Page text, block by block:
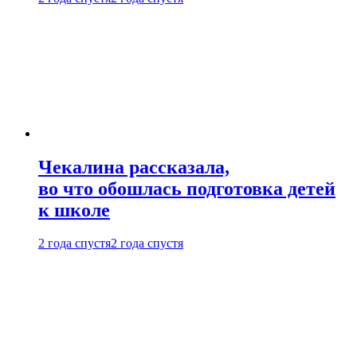
Чекалина рассказала,
во что обошлась подготовка детей
к школе
2 года спустя2 года спустя